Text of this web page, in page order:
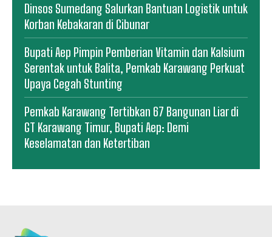
Dinsos Sumedang Salurkan Bantuan Logistik untuk
Korban Kebakaran di Cibunar
Bupati Aep Pimpin Pemberian Vitamin dan Kalsium
Serentak untuk Balita, Pemkab Karawang Perkuat
Upaya Cegah Stunting
Pemkab Karawang Tertibkan 67 Bangunan Liar di
GT Karawang Timur, Bupati Aep: Demi
Keselamatan dan Ketertiban